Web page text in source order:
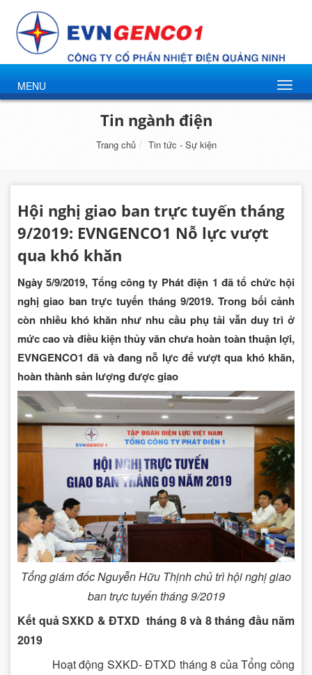
MENU
Tin ngành điện
Trang chủ Tin tức - Sự kiện
Hội nghị giao ban trực tuyến tháng
9/2019: EVNGENCO1 Nỗ lực vượt
qua khó khăn
Ngày 5/9/2019, Tổng công ty Phát điện 1 đã tổ chức hội
nghị giao ban trực tuyến tháng 9/2019. Trong bối cảnh
còn nhiều khó khăn như nhu cầu phụ tải vẫn duy trì ở
mức cao và điều kiện thủy văn chưa hoàn toàn thuận lợi,
EVNGENCO1 đã và đang nỗ lực để vượt qua khó khăn,
hoàn thành sản lượng được giao
Tổng giám đốc Nguyễn Hữu Thịnh chủ trì hội nghị giao
ban trực tuyến tháng 9/2019
Kết quả SXKD & ĐTXD tháng 8 và 8 tháng đầu năm
2019
Hoạt động SXKD- ĐTXD tháng 8 của Tổng công